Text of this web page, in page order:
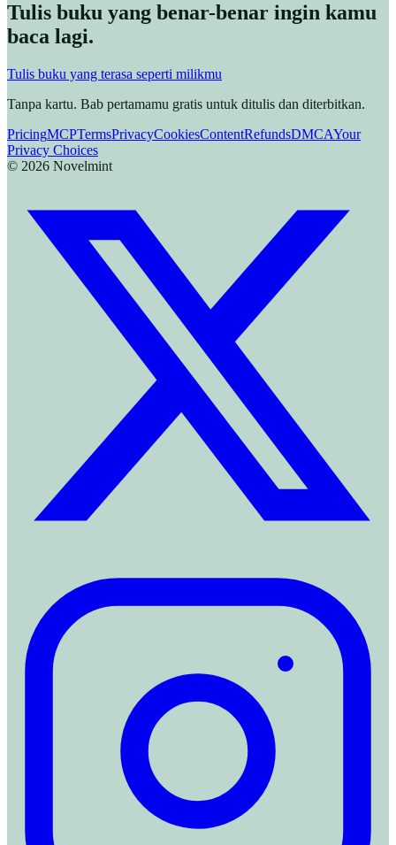
Tulis buku yang benar-benar ingin kamu
baca lagi.
Tulis buku yang terasa seperti milikmu
Tanpa kartu. Bab pertamamu gratis untuk ditulis dan diterbitkan.
PricingMCPTermsPrivacyCookiesContentRefundsDMCAYour
Privacy Choices
© 2026 Novelmint